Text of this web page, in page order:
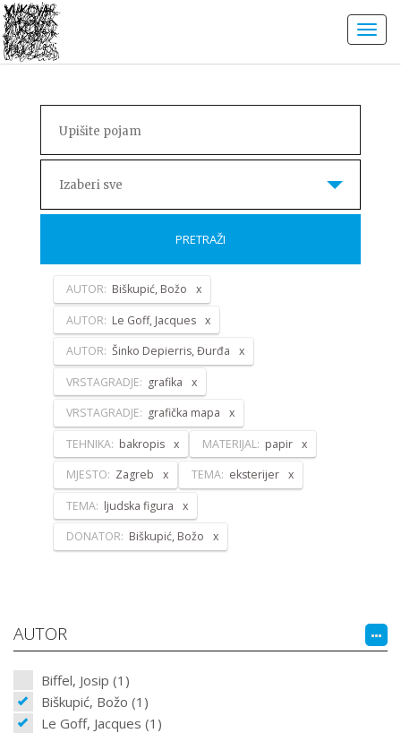
Izaberi sve
PRETRAŽI
AUTOR: Biškupić, Božo
AUTOR: Le Goff, Jacques
AUTOR: Šinko Depierris, Đurđa
VRSTAGRADJE: grafika
VRSTAGRADJE: grafička mapa
TEHNIKA: bakropis MATERIJAL: papir
MJESTO: Zagreb TEMA: eksterijer
TEMA: ljudska figura
DONATOR: Biškupić, Božo
AUTOR
Biffel, Josip (1)
Biškupić, Božo (1)
Le Goff, Jacques (1)